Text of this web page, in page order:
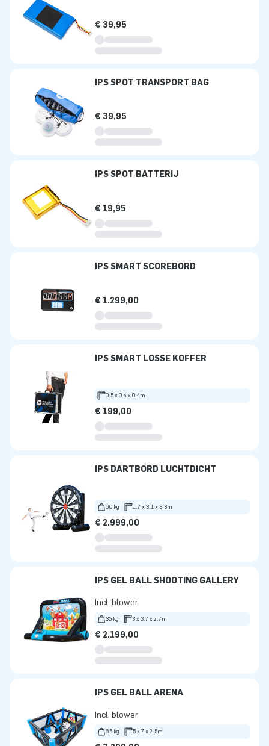
€ 39,95
IPS SPOT TRANSPORT BAG
€ 39,95
IPS SPOT BATTERIJ
€ 19,95
IPS SMART SCOREBORD
€ 1.299,00
IPS SMART LOSSE KOFFER
0.5 x 0.4 x 0.4m
€ 199,00
IPS DARTBORD LUCHTDICHT
60 kg 1.7 x 3.1 x 3.3m
€ 2.999,00
IPS GEL BALL SHOOTING GALLERY
Incl. blower
35 kg 3 x 3.7 x 2.7m
€ 2.199,00
IPS GEL BALL ARENA
Incl. blower
65 kg 5 x 7 x 2.5m